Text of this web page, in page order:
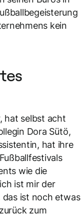
kein
hat selbst acht
Dora Sütö,
hat ihre
wie die
ist mir der
ist noch etwas
zum